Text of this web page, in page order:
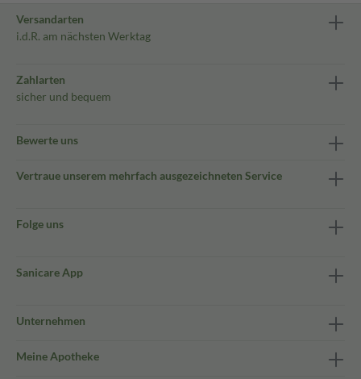
Versandarten
i.d.R. am nächsten Werktag
Zahlarten
sicher und bequem
Bewerte uns
Vertraue unserem mehrfach ausgezeichneten Service
Folge uns
Sanicare App
Unternehmen
Meine Apotheke